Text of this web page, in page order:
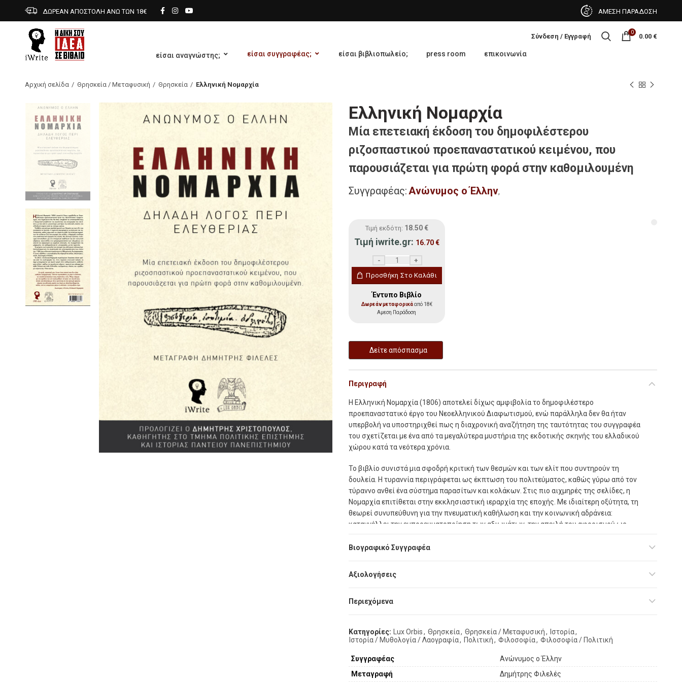
ΔΩΡΕΑΝ ΑΠΟΣΤΟΛΗ ΑΝΩ ΤΩΝ 18€ ΑΜΕΣΗ ΠΑΡΑΔΟΣΗ
Σύνδεση / Εγγραφή 0 0.00 €
είσαι αναγνώστης; είσαι συγγραφέας; είσαι βιβλιοπωλείο; press room επικοινωνία
Αρχική σελίδα Θρησκεία / Μεταφυσική Θρησκεία Ελληνική Νομαρχία
Ελληνική Νομαρχία
Μία επετειακή έκδοση του δημοφιλέστερου
ριζοσπαστικού προεπαναστατικού κειμένου, που
παρουσιάζεται για πρώτη φορά στην καθομιλουμένη
Συγγραφέας:Ανώνυμος ο Έλλην,
Τιμή εκδότη: 18.50 €
Τιμή iwrite.gr: 16.70€
Προσθήκη Στο Καλάθι
Έντυπο Βιβλίο
Δωρεάν μεταφορικάαπό 18€
Αμεση Παράδοση
Δείτε απόσπασμα
Περιγραφή
Η Ελληνική Νομαρχία(1806) αποτελεί δίχως αμφιβολία το δημοφιλέστερο
προεπαναστατικό έργο του Νεοελληνικού Διαφωτισμού, ενώ παράλληλα δεν θα ήταν
υπερβολή να υποστηριχθεί πως η διαχρονική αναζήτηση της ταυτότητας του συγγραφέα
του σχετίζεται με ένα από τα μεγαλύτερα μυστήρια της εκδοτικής σκηνής του ελλαδικού
χώρου κατά τα νεότερα χρόνια.
Το βιβλίο συνιστά μια σφοδρή κριτική των θεσμών και των ελίτ που συντηρούν τη
δουλεία. Η τυραννία περιγράφεται ως έκπτωση του πολιτεύματος, καθώς γύρω από τον
τύραννο ανθεί ένα σύστημα παρασίτων και κολάκων. Στις πιο αιχμηρές της σελίδες, η
Νομαρχίαεπιτίθεται στην εκκλησιαστική ιεραρχία της εποχής. Με ιδιαίτερη οξύτητα, τη
θεωρεί συνυπεύθυνη για την πνευματική καθήλωση και την κοινωνική αδράνεια:
καταγγέλλει την εμπορευματοποίηση των αξιωμάτων, την απειλή του αφορισμού ως
με την τυραννία.
πεμπτουσία της μεταλαμπάδευσης των ιδεών του 1789 στην ελληνική χερσόνησο της
«Ανώνυμος», αλλά
της. Στην παρούσα επετειακή έκδοση, το έργο μεταγράφεται για πρώτη φορά στην
καθομιλουμένη, καθιστάμενο πλέον –μαζί με το πρωτότυπο κείμενο– προσιτό και
επίκαιρο για κάθε Έλληνα και κάθε Ελληνίδα, ανεξαρτήτως ηλικίας και «τριβής» με
κείμενα του 19ου αιώνα.
Βιογραφικό Συγγραφέα
Αξιολογήσεις
Περιεχόμενα
Κατηγορίες: Lux Orbis, Θρησκεία, Θρησκεία / Μεταφυσική, Ιστορία,
Ιστορία / Μυθολογία / Λαογραφία, Πολιτική, Φιλοσοφία, Φιλοσοφία / Πολιτική
Συγγραφέας
Ανώνυμος ο Έλλην
Mεταγραφή
Δημήτρης Φιλελές